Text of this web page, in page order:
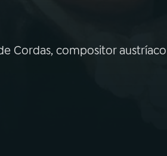
Cordas, compositor